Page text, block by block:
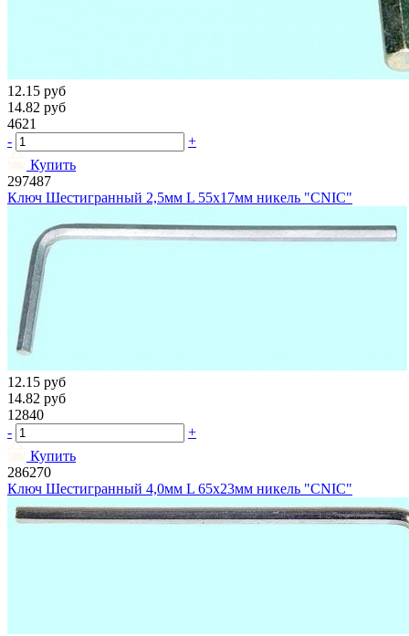
12.15 руб
14.82 руб
4621
-
+
Купить
297487
Ключ Шестигранный 2,5мм L 55х17мм никель "CNIC"
12.15 руб
14.82 руб
12840
-
+
Купить
286270
Ключ Шестигранный 4,0мм L 65х23мм никель "CNIC"